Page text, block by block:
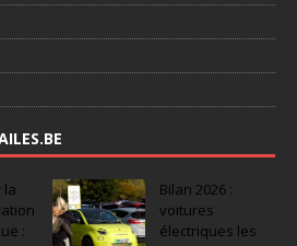
la
:
Bilan 2026 :
voitures
électriques les